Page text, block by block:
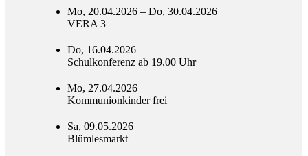
Mo, 20.04.2026 – Do, 30.04.2026
VERA 3
Do, 16.04.2026
Schulkonferenz ab 19.00 Uhr
Mo, 27.04.2026
Kommunionkinder frei
Sa, 09.05.2026
Blümlesmarkt